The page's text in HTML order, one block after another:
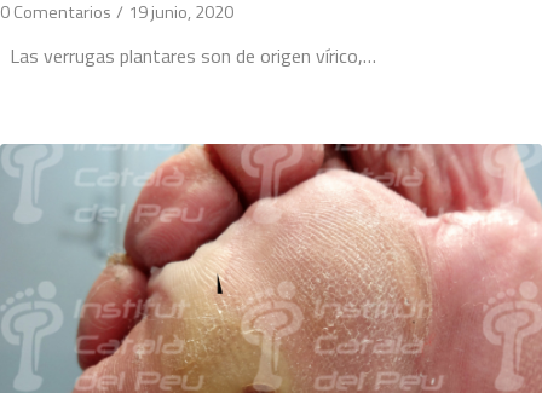
0 Comentarios / 19 junio, 2020
Las verrugas plantares son de origen vírico,…